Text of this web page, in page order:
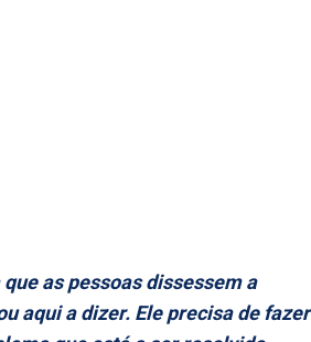
as pessoas dissessem a
aqui a dizer. Ele precisa de fazer